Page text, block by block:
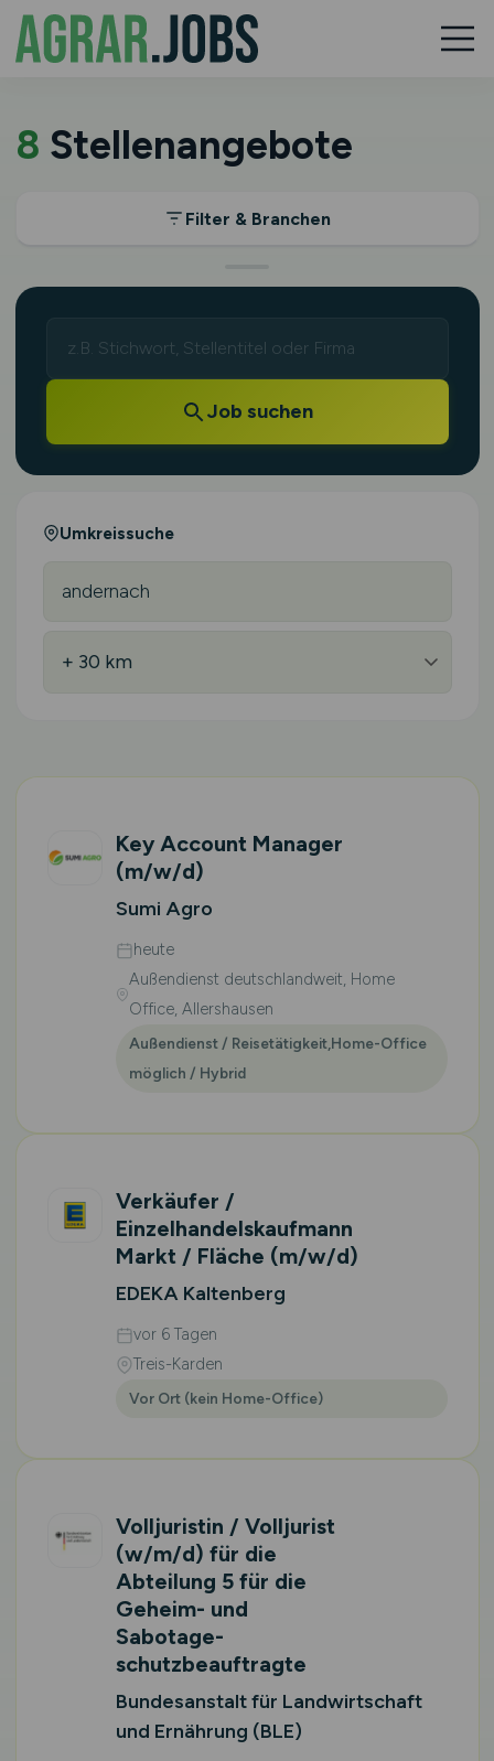
8 Stellenangebote
Filter & Branchen
Job suchen
Umkreissuche
Key Account Manager
(m/w/d)
Sumi Agro
heute
Außendienst deutschlandweit, Home
Office, Allershausen
Außendienst / Reisetätigkeit,Home-Office
möglich / Hybrid
Verkäufer /
Einzelhandelskaufmann
Markt / Fläche (m/w/d)
EDEKA Kaltenberg
vor 6 Tagen
Treis-Karden
Vor Ort (kein Home-Office)
Volljuristin / Volljurist
(w/m/d) für die
Abteilung 5 für die
Geheim- und
Sabotage­
schutzbeauftragte
Bundesanstalt für Landwirtschaft
und Ernährung (BLE)